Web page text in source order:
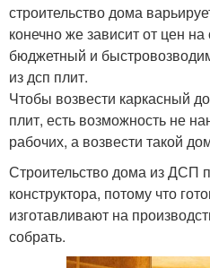
строительство дома
конечно же зависит от цен
бюджетный и
из дсп плит.
Чтобы возвести каркасный
плит, есть возможность не
рабочих, а возвести такой
Строительство дома из ДСП
конструктора, потому что
изготавливают на
собрать.